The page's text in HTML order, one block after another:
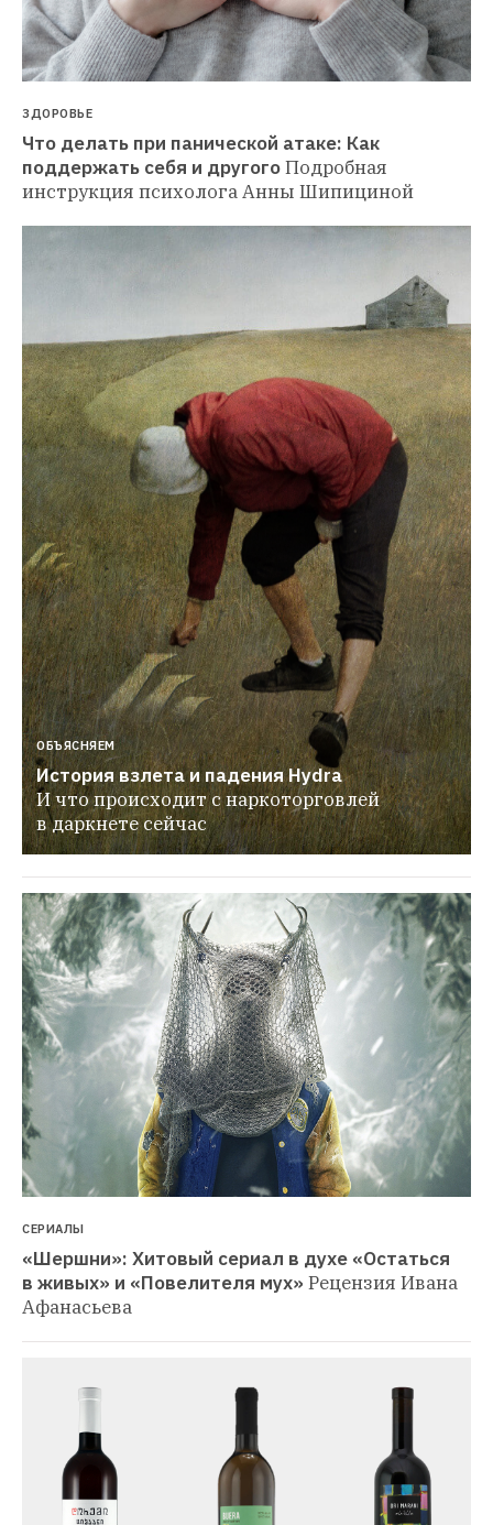
ЗДОРОВЬЕ
Что делать при панической атаке: Как
поддержать себя и другогоПодробная
инструкция психолога Анны Шипициной
ОБЪЯСНЯЕМ
История взлета и падения Hydra
И что происходит с наркоторговлей
в даркнете сейчас
СЕРИАЛЫ
«Шершни»: Хитовый сериал в духе «Остаться
в живых» и «Повелителя мух» Рецензия Ивана
Афанасьева